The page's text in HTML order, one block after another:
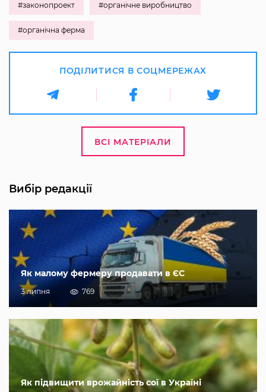
#законопроект #органічне виробництво
#органічна ферма
ПОДІЛИТИСЯ В СОЦМЕРЕЖАХ
ВСІ МАТЕРІАЛИ
Вибір редакції
Як малому фермеру продавати в ЄС
3 липня 769
Як підвищити врожайність сої в Україні